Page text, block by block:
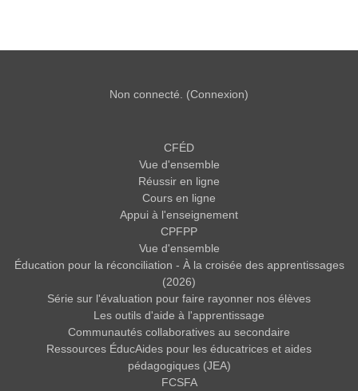
Non connecté. (Connexion)
CFÉD
Vue d'ensemble
Réussir en ligne
Cours en ligne
Appui à l'enseignement
CPFPP
Vue d'ensemble
Éducation pour la réconciliation - À la croisée des apprentissages
(2026)
Série sur l'évaluation pour faire rayonner nos élèves
Les outils d'aide à l'apprentissage
Communautés collaboratives au secondaire
Ressources ÉducAides pour les éducatrices et aides
pédagogiques (JEA)
FCSFA